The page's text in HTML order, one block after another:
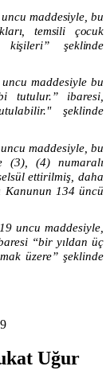
maddesiyle, bu
temsili çocuk
şeklinde
maddesiyle bu
tutulur.” ibaresi,
şeklinde
maddesiyle, bu
(3), (4) numaralı
ettirilmiş, daha
Kanunun 134 üncü
uncu maddesiyle,
“bir yıldan üç
üzere” şeklinde
Uğur